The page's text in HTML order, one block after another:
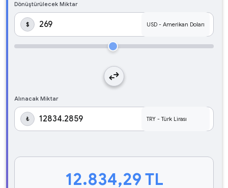
Dönüştürülecek Miktar
$
swap_horiz
Alınacak Miktar
₺
12.834,29 TL